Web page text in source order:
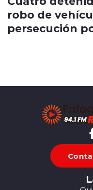
robo de
persecución